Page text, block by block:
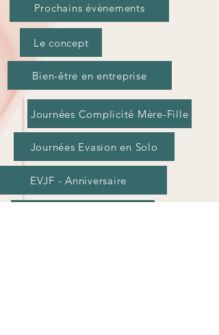
Prochains évènements
Le concept
Bien-être en entreprise
Journées Complicité Mère-Fille
Journées Evasion en Solo
EVJF - Anniversaire